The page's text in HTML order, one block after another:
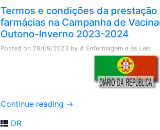
Termos e condições da
farmácias na Campanha de
Outono-Inverno 2023-2024
Posted on 26/09/2023 by A Enfermagem e as Leis
Continue reading →
DR